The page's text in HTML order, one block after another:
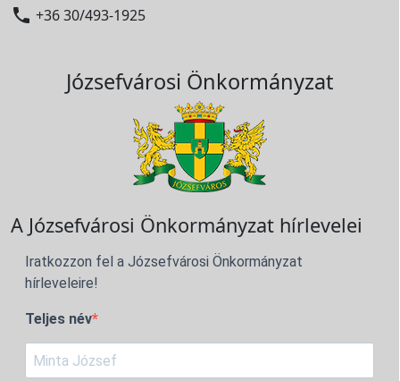
 +36 30/493-1925
Józsefvárosi Önkormányzat
A Józsefvárosi Önkormányzat hírlevelei
Iratkozzon fel a Józsefvárosi Önkormányzat
hírleveleire!
Teljes név